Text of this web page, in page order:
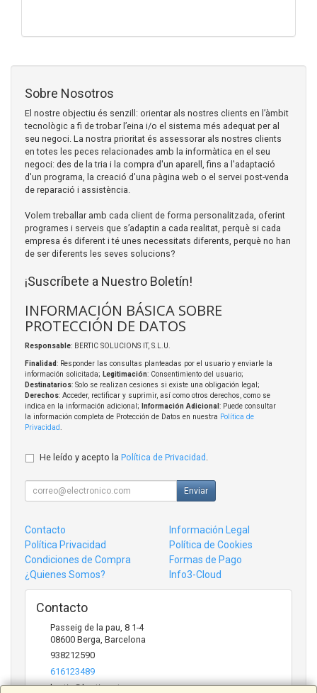
Sobre Nosotros
El nostre objectiu és senzill: orientar als nostres clients en l’àmbit
tecnològic a fi de trobar l’eina i/o el sistema més adequat per al
seu negoci. La nostra prioritat és assessorar als nostres clients
en totes les peces relacionades amb la informàtica en el seu
negoci: des de la tria i la compra d'un aparell, fins a l'adaptació
d'un programa, la creació d'una pàgina web o el servei post-venda
de reparació i assistència.
Volem treballar amb cada client de forma personalitzada, oferint
programes i serveis que s’adaptin a cada realitat, perquè si cada
empresa és diferent i té unes necessitats diferents, perquè no han
de ser diferents les seves solucions?
¡Suscríbete a Nuestro Boletín!
INFORMACIÓN BÁSICA SOBRE
PROTECCIÓN DE DATOS
Responsable: BERTIC SOLUCIONS IT, S.L.U.
Finalidad: Responder las consultas planteadas por el usuario y enviarle la
información solicitada; Legitimación: Consentimiento del usuario;
Destinatarios: Solo se realizan cesiones si existe una obligación legal;
Derechos: Acceder, rectificar y suprimir, así como otros derechos, como se
indica en la información adicional;
Información Adicional : Puede consultar
la información completa de Protección de Datos en nuestra Política de
Privacidad
He leído y acepto la Política de Privacidad
Enviar
Contacto
Información Legal
Política Privacidad
Política de Cookies
Condiciones de Compra
Formas de Pago
¿Quienes Somos?
Info3-Cloud
Contacto
Passeig de la pau, 8 1-4
08600 Berga Barcelona
938212590
616123489
bertic@bertic.cat